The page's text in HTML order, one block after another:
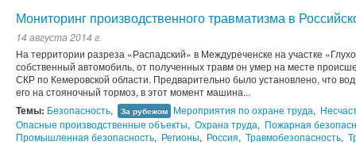
Мониторинг производственного травматизма в
14 августа 2014 г.
На территории разреза «Распадский» в Междуреченске на участке
собственный автомобиль, от полученных травм он умер на месте
СКР по Кемеровской области. Предварительно было установлено, что
его на стояночный тормоз, в этот момент машина...
Темы: Безопасность, За рубежом Мероприятия по охране труда,
Опасные производственные объекты, Охрана труда, Пожарная
Промышленная безопасность, Регионы, Россия, Травмобезопасность,